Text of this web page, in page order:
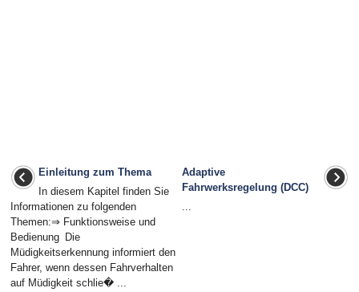
Einleitung zum Thema
In diesem Kapitel finden Sie
Informationen zu folgenden
Themen:⇒ Funktionsweise und
Bedienung Die
Müdigkeitserkennung informiert den
Fahrer, wenn dessen Fahrverhalten
auf Müdigkeit schlie� ...
Adaptive
Fahrwerksregelung (DCC)
...